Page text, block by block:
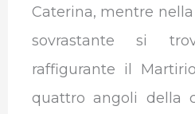
Caterina, mentre
sovrastante si
raffigurante il
quattro angoli della